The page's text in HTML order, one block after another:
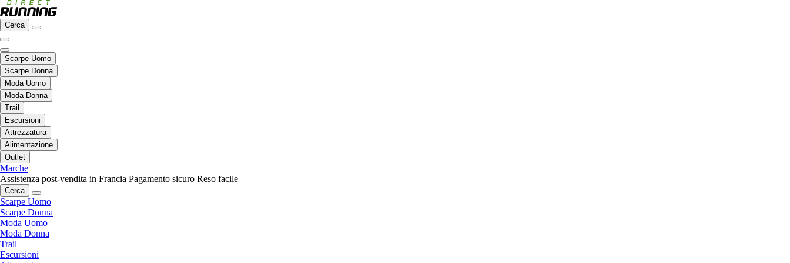
Cerca
Scarpe Uomo
Scarpe Donna
Moda Uomo
Moda Donna
Trail
Escursioni
Attrezzatura
Alimentazione
Outlet
Marche
Assistenza post-vendita in Francia Pagamento sicuro Reso facile
Cerca
Scarpe Uomo
Scarpe Donna
Moda Uomo
Moda Donna
Trail
Escursioni